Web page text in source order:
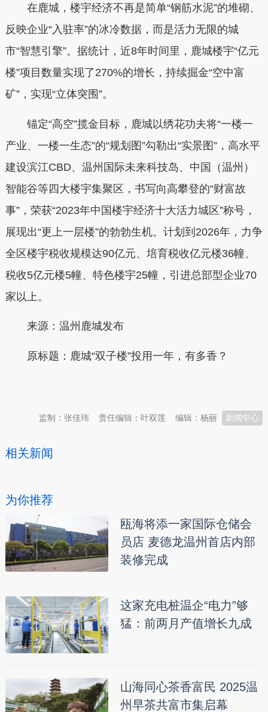
在鹿城，楼宇经济不再是简单“钢筋水泥”的堆砌、
反映企业“入驻率”的冰冷数据，而是活力无限的城
市“智慧引擎”。据统计，近8年时间里，鹿城楼宇“亿元
楼”项目数量实现了270%的增长，持续掘金“空中富
矿”，实现“立体突围”。
锚定“高空”揽金目标，鹿城以绣花功夫将“一楼一
产业、一楼一生态”的“规划图”勾勒出“实景图”，高水平
建设滨江CBD、温州国际未来科技岛、中国（温州）
智能谷等四大楼宇集聚区，书写向高攀登的“财富故
事”，荣获“2023年中国楼宇经济十大活力城区”称号，
展现出“更上一层楼”的勃勃生机。计划到2026年，力争
全区楼宇税收规模达90亿元、培育税收亿元楼36幢、
税收5亿元楼5幢、特色楼宇25幢，引进总部型企业70
家以上。
来源：温州鹿城发布
原标题： 鹿城“双子楼”投用一年，有多香？
新闻中心
编辑：杨丽
责任编辑：叶双莲
监制：张佳玮
相关新闻
为你推荐
瓯海将添一家国际仓储会
员店 麦德龙温州首店内部
装修完成
这家充电桩温企“电力”够
猛：前两月产值增长九成
山海同心茶香富民 2025温
州早茶共富市集启幕